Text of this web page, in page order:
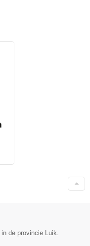
de provincie Luik.